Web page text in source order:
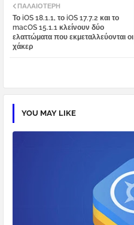
tter
ΠΑΛΑΙΌΤΕΡΗ
Το iOS 18.1.1, το iOS 17.7.2 και το
macOS 15.1.1 κλείνουν δύο
ελαττώματα που εκμεταλλεύονται οι
χάκερ
YOU MAY LIKE